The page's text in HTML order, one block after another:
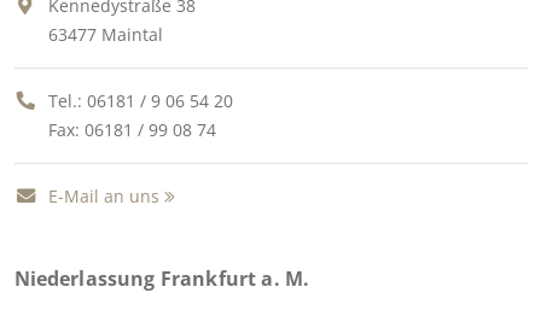
Kennedystraße 38
63477 Maintal
Tel.: 06181 / 9 06 54 20
Fax: 06181 / 99 08 74
E-Mail an uns
Niederlassung Frankfurt a. M.